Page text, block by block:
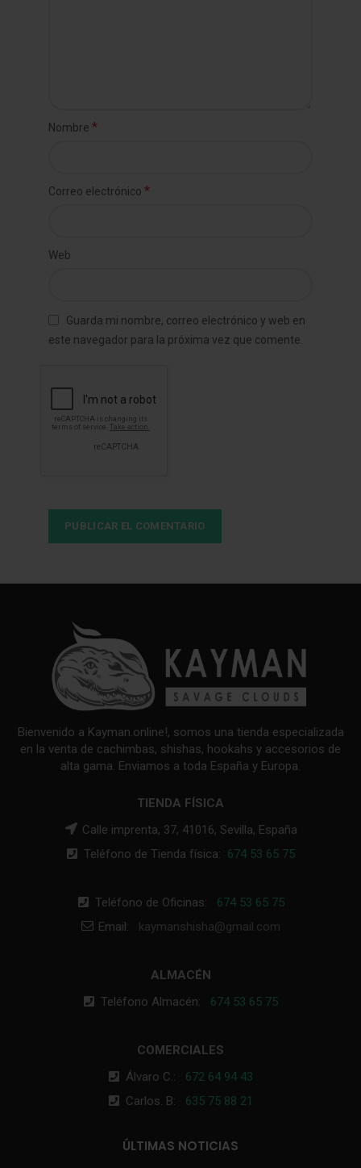
Nombre *
Correo electrónico *
Web
Guarda mi nombre, correo electrónico y web en
este navegador para la próxima vez que comente.
Bienvenido a Kayman.online!, somos una tienda especializada
en la venta de cachimbas, shishas, hookahs y accesorios de
alta gama. Enviamos a toda España y Europa.
TIENDA FÍSICA
Calle imprenta, 37, 41016, Sevilla, España
Teléfono de Tienda física: 674 53 65 75
Teléfono de Oficinas: 674 53 65 75
Email: kaymanshisha@gmail.com
ALMACÉN
Teléfono Almacén: 674 53 65 75
COMERCIALES
Álvaro C.: 672 64 94 43
Carlos. B: 635 75 88 21
ÚLTIMAS NOTICIAS